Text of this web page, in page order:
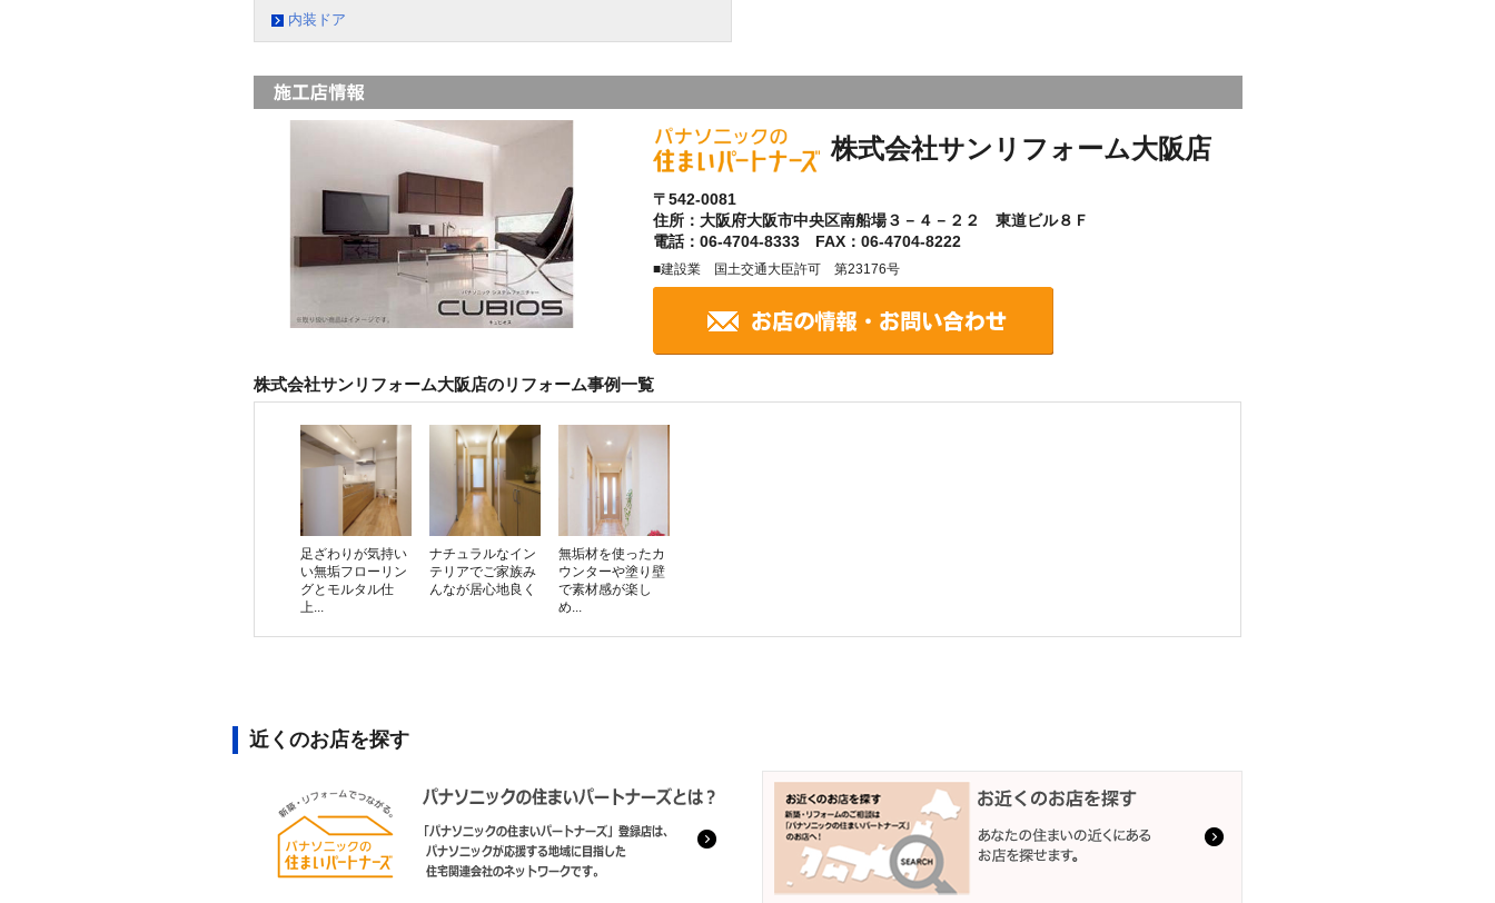
内装ドア
株式会社サンリフォーム大阪店
〒542-0081
住所：大阪府大阪市中央区南船場３－４－２２ 東道ビル８Ｆ
電話：06-4704-8333 FAX：06-4704-8222
■建設業 国土交通大臣許可 第23176号
株式会社サンリフォーム大阪店のリフォーム事例一覧
足ざわりが気持い
い無垢フローリン
グとモルタル仕
上...
ナチュラルなイン
テリアでご家族み
んなが居心地良く
無垢材を使ったカ
ウンターや塗り壁
で素材感が楽し
め...
近くのお店を探す